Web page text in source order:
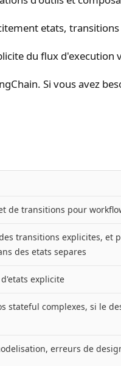
etats,
du flux d'execution
Si vous avez
de transitions pour
transitions explicites, et
des etats separes
explicite
stateful complexes, si le
erreurs de